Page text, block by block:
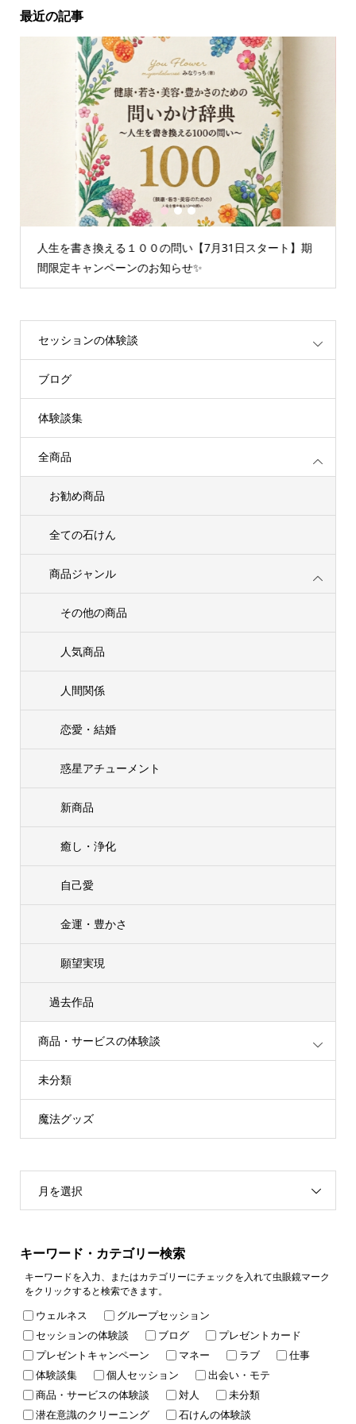
最近の記事
情報空間を書き換えるグループセッション☆聞くたびに
重たいエネルギーが解放されます
2 3
セッションの体験談
ブログ
体験談集
全商品
お勧め商品
全ての石けん
商品ジャンル
その他の商品
人気商品
人間関係
恋愛・結婚
惑星アチューメント
新商品
癒し・浄化
自己愛
金運・豊かさ
願望実現
過去作品
商品・サービスの体験談
未分類
魔法グッズ
月を選択
キーワード・カテゴリー検索
キーワードを入力、またはカテゴリーにチェックを入れて虫眼鏡マーク
をクリックすると検索できます。
ウェルネス
グループセッション
セッションの体験談
ブログ
プレゼントカード
プレゼントキャンペーン
マネー ラブ
仕事
体験談集
個人セッション
出会い・モテ
商品・サービスの体験談
対人
未分類
潜在意識のクリーニング
石けんの体験談